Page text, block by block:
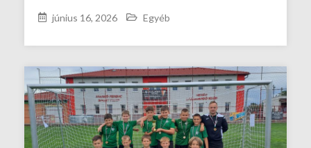
június 16, 2026 Egyéb